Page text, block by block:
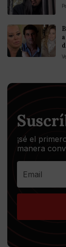
¡sé el
manera